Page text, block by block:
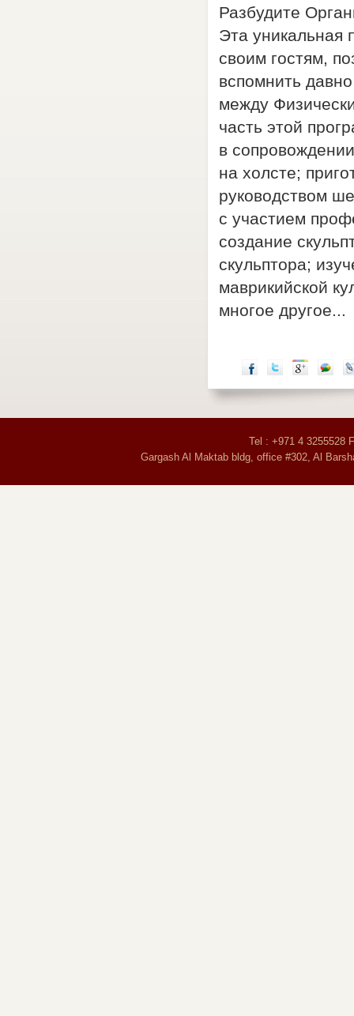
Разбудите
Эта уникальная
своим гостям,
вспомнить
между
часть этой
в
на холсте;
руководством
с участием
создание
скульптора;
маврикийской
многое другое...
Tel : +971 4 3255528
Gargash Al Maktab bldg, office #302, Al